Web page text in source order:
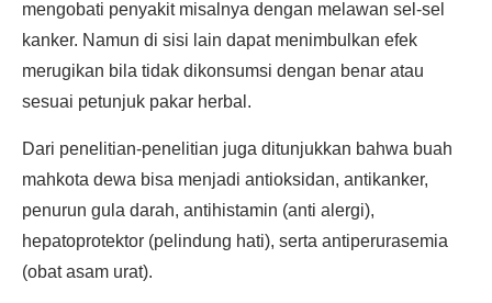
mengobati penyakit misalnya dengan melawan sel-sel
kanker. Namun di sisi lain dapat menimbulkan efek
merugikan bila tidak dikonsumsi dengan benar atau
sesuai petunjuk pakar herbal.
Dari penelitian-penelitian juga ditunjukkan bahwa buah
mahkota dewa bisa menjadi antioksidan, antikanker,
penurun gula darah, antihistamin (anti alergi),
hepatoprotektor (pelindung hati), serta antiperurasemia
(obat asam urat).